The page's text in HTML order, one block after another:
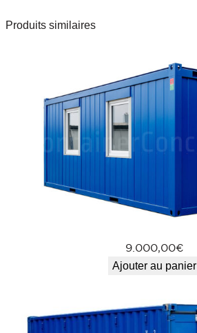
Produits similaires
9.000,00€
Ajouter au panier